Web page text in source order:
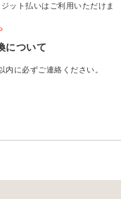
ット払いはご利用いただけま
について
内に必ずご連絡ください。